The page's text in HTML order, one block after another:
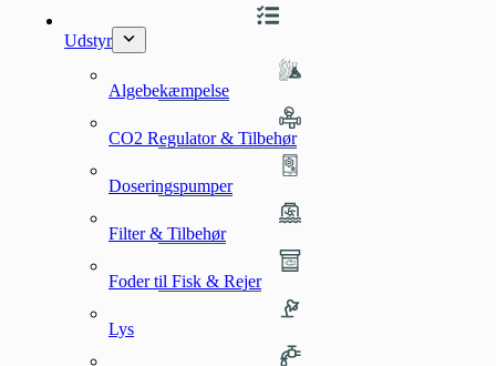
Udstyr
Algebekæmpelse
CO2 Regulator & Tilbehør
Doseringspumper
Filter & Tilbehør
Foder til Fisk & Rejer
Lys